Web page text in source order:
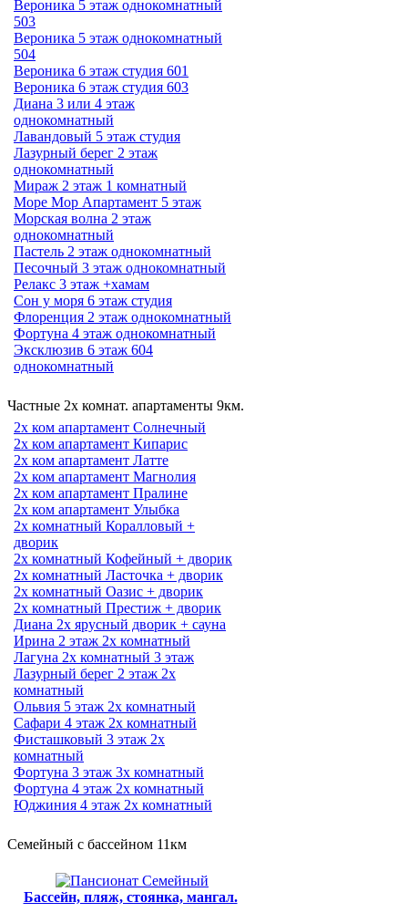
Вероника 5 этаж однокомнатный
503
Вероника 5 этаж однокомнатный
504
Вероника 6 этаж студия 601
Вероника 6 этаж студия 603
Диана 3 или 4 этаж
однокомнатный
Лавандовый 5 этаж студия
Лазурный берег 2 этаж
однокомнатный
Мираж 2 этаж 1 комнатный
Море Мор Апартамент 5 этаж
Морская волна 2 этаж
однокомнатный
Пастель 2 этаж однокомнатный
Песочный 3 этаж однокомнатный
Релакс 3 этаж +хамам
Сон у моря 6 этаж студия
Флоренция 2 этаж однокомнатный
Фортуна 4 этаж однокомнатный
Эксклюзив 6 этаж 604
однокомнатный
Частные 2х комнат. апартаменты 9км.
2х ком апартамент Солнечный
2х ком апартамент Кипарис
2х ком апартамент Латте
2х ком апартамент Магнолия
2х ком апартамент Пралине
2х ком апартамент Улыбка
2х комнатный Коралловый +
дворик
2х комнатный Кофейный + дворик
2х комнатный Ласточка + дворик
2х комнатный Оазис + дворик
2х комнатный Престиж + дворик
Диана 2х ярусный дворик + сауна
Ирина 2 этаж 2х комнатный
Лагуна 2х комнатный 3 этаж
Лазурный берег 2 этаж 2х
комнатный
Ольвия 5 этаж 2х комнатный
Сафари 4 этаж 2х комнатный
Фисташковый 3 этаж 2х
комнатный
Фортуна 3 этаж 3х комнатный
Фортуна 4 этаж 2х комнатный
Юджиния 4 этаж 2х комнатный
Семейный с бассейном 11км
Бассейн, пляж, стоянка, мангал.